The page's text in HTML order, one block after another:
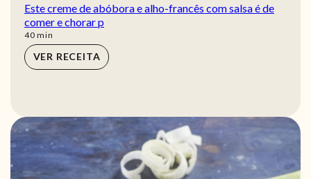
Este creme de abóbora e alho-francês com salsa é de
comer e chorar p
40min
min
VER RECEITA